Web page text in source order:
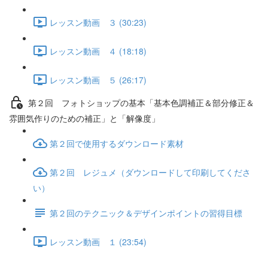
レッスン動画 ３ (30:23)
レッスン動画 ４ (18:18)
レッスン動画 ５ (26:17)
第２回 フォトショップの基本「基本色調補正＆部分修正＆
雰囲気作りのための補正」と「解像度」
第２回で使用するダウンロード素材
第２回 レジュメ（ダウンロードして印刷してくださ
い）
第２回のテクニック＆デザインポイントの習得目標
レッスン動画 １ (23:54)